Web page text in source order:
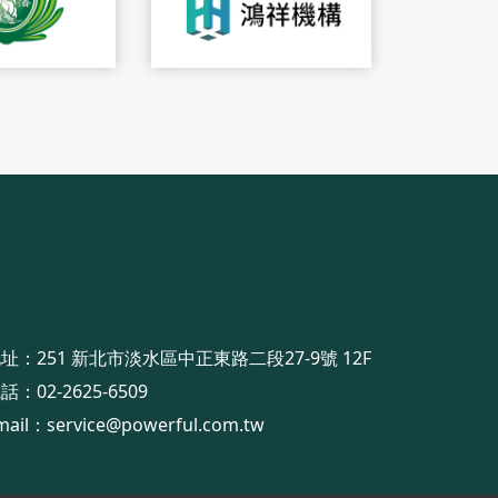
：251 新北市淡水區中正東路二段27-9號 12F
： 02-2625-6509
： service@powerful.com.tw